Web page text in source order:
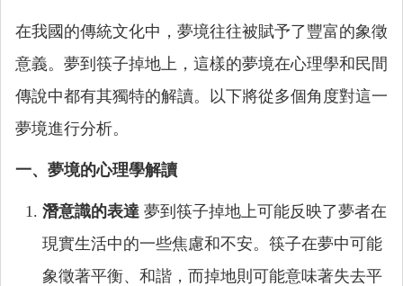
在我國的傳統文化中，夢境往往被賦予了豐富的象徵
意義。夢到筷子掉地上，這樣的夢境在心理學和民間
傳說中都有其獨特的解讀。以下將從多個角度對這一
夢境進行分析。
一、夢境的心理學解讀
潛意識的表達 夢到筷子掉地上可能反映了夢者在
現實生活中的一些焦慮和不安。筷子在夢中可能
象徵著平衡、和諧，而掉地則可能意味著失去平